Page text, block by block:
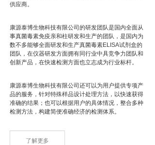
供应商。
康源泰博生物科技有限公司的研发团队是国内全面从
事真菌毒素免疫亲和柱研发和生产的团队，是国内为
数不多能够全面研发和生产真菌毒素ELISA试剂盒的
团队，在仪器研发方面拥有同行业中具竞争力团队和
创新产品，在快速检测方面也立志成为行业标杆。
康源泰博生物科技有限公司还可以为用户提供专项产
品的服务，针对特殊样品设计处理方法，以快速获得
准确的结果；也可以根据用户的具体情况，整合多种
检测方法，构建简便准确经济的检测体系。
了解更多